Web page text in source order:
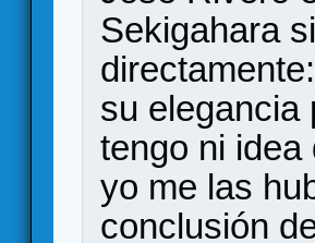
Sekigahara
su elegancia
tengo ni
yo me las
conclusión